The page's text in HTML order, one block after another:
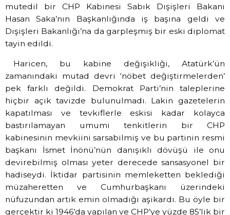
mutedil bir CHP Kabinesi Sabık Dışişleri Bakanı
Hasan Saka’nın Başkanlığında iş başına geldi ve
Dışişleri Bakanlığı’na da garpleşmiş bir eski diplomat
tayin edildi.
Haricen, bu kabine değişikliği, Atatürk’ün
zamanındaki mutad devri ‘nöbet değiştirmelerden’
pek farklı değildi. Demokrat Parti’nin taleplerine
hiçbir açık tavizde bulunulmadı. Lakin gazetelerin
kapatılması ve tevkiflerle eskisi kadar kolayca
bastırılamayan umumi tenkitlerin bir CHP
kabinesinin mevkiini sarsabilmiş ve bu partinin resmi
başkanı İsmet İnönü’nün danışıklı dövüşü ile onu
devirebilmiş olması yeter derecede sansasyonel bir
hadiseydi. İktidar partisinin memleketten beklediği
müzaheretten ve Cumhurbaşkanı üzerindeki
nüfuzundan artık emin olmadığı aşikardı. Bu öyle bir
gerçektir ki 1946’da yapılan ve CHP’ye yüzde 85’lik bir